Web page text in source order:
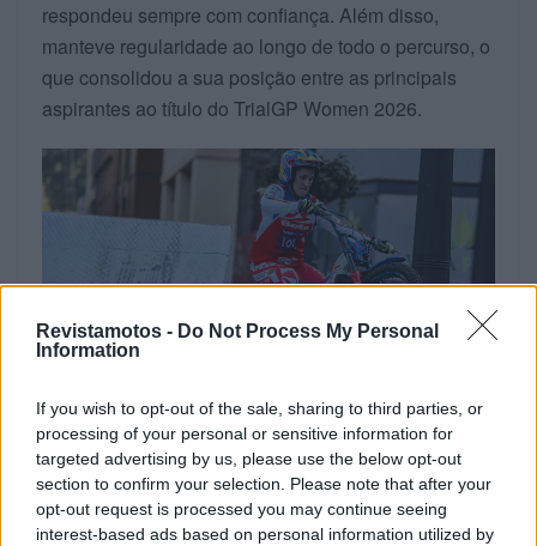
Revistamotos - Do Not Process My Personal
Information
If you wish to opt-out of the sale, sharing to third parties, or
processing of your personal or sensitive information for
targeted advertising by us, please use the below opt-out
section to confirm your selection. Please note that after your
opt-out request is processed you may continue seeing
interest-based ads based on personal information utilized by
respondeu sempre com confiança. Além disso,
manteve regularidade ao longo de todo o percurso, o
que consolidou a sua posição entre as principais
aspirantes ao título do TrialGP Women 2026.
O papel das Boulder Comp